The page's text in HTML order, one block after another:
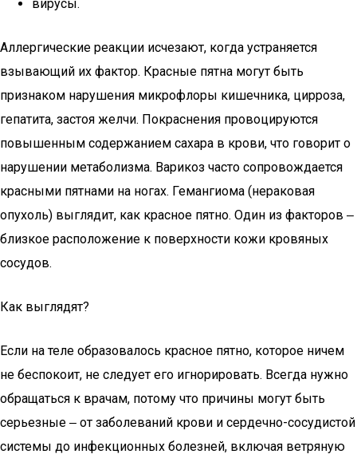
вирусы.
Аллергические реакции исчезают, когда устраняется
взывающий их фактор. Красные пятна могут быть
признаком нарушения микрофлоры кишечника, цирроза,
гепатита, застоя желчи. Покраснения провоцируются
повышенным содержанием сахара в крови, что говорит о
нарушении метаболизма. Варикоз часто сопровождается
красными пятнами на ногах. Гемангиома (нераковая
опухоль) выглядит, как красное пятно. Один из факторов ‒
близкое расположение к поверхности кожи кровяных
сосудов.
Как выглядят?
Если на теле образовалось красное пятно, которое ничем
не беспокоит, не следует его игнорировать. Всегда нужно
обращаться к врачам, потому что причины могут быть
серьезные ‒ от заболеваний крови и сердечно-сосудистой
системы до инфекционных болезней, включая ветряную